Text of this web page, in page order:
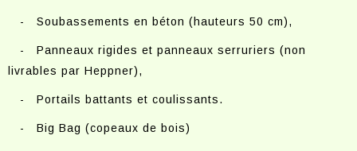
- Soubassements en béton (hauteurs 50 cm),
- Panneaux rigides et panneaux serruriers (non
livrables par Heppner),
- Portails battants et coulissants.
- Big Bag (copeaux de bois)